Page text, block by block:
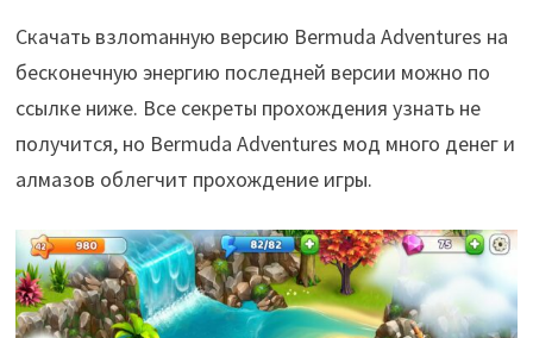
Скачать взлоmанную версию Bermuda Adventures на
бесконечную энергию последней версии можно по
ссылке ниже. Все секреты прохождения узнать не
получится, но Bermuda Adventures мод много денег и
алмазов облегчит прохождение игры.